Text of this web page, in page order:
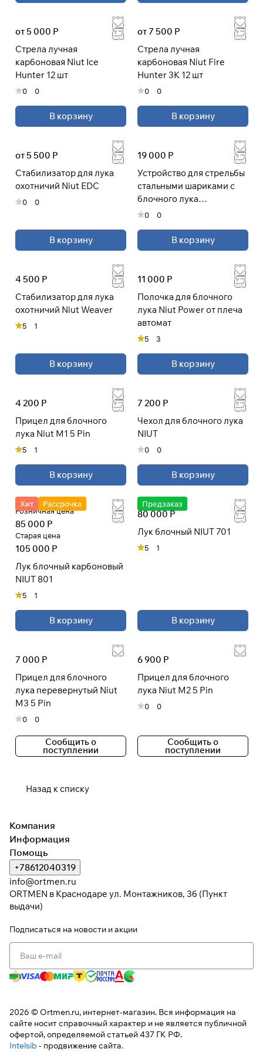
от 5 000 Р
Стрела лучная
карбоновая Niut Ice
Hunter 12 шт
0 0
В корзину
от 7 500 Р
Стрела лучная
карбоновая Niut Fire
Hunter 3K 12 шт
0 0
В корзину
от 5 500 Р
Cтабилизатор для лука
охотничий Niut EDC
0 0
В корзину
19 000 Р
Устройство для стрельбы
стальными шариками с
блочного лука
(шарострел)
0 0
В корзину
4 500 Р
Cтабилизатор для лука
охотничий Niut Weaver
5 1
В корзину
11 000 Р
Полочка для блочного
лука Niut Power от плеча
автомат
5 3
В корзину
4 200 Р
Прицел для блочного
лука Niut M1 5 Pin
5 1
В корзину
7 200 Р
Чехол для блочного лука
NIUT
0 0
В корзину
Хит Рассрочка
Розничная цена
85 000 Р
Старая цена
105 000 Р
Лук блочный карбоновый
NIUT 801
5 1
В корзину
Предзаказ
80 000 Р
Лук блочный NIUT 701
5 1
В корзину
7 000 Р
Прицел для блочного
лука перевернутый Niut
M3 5 Pin
0 0
Сообщить о
поступлении
6 900 Р
Прицел для блочного
лука Niut M2 5 Pin
0 0
Сообщить о
поступлении
Назад к списку
Компания
Информация
Помощь
+78612040319
info@ortmen.ru
ORTMEN в Краснодаре ул. Монтажников, 3б (Пункт
выдачи)
Подписаться на новости и акции
2026 © Ortmen.ru, интернет-магазин. Вся информация на
сайте носит справочный характер и не является публичной
офертой, определяемой статьей 437 ГК РФ.
Intelsib - продвижение сайта.